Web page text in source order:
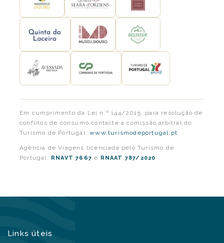
Em cumprimento da Lei n.º 144/2015, para resolução de
conflitos de consumo contacte a comissão arbitral do
Turismo de Portugal:www.turismodeportugal.pt
Agência de Viagens licenciada pelo Turismo de
Portugal: RNAVT 7667 e RNAAT 787/2020
Links úteis